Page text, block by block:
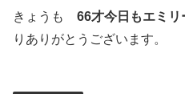
きょうも 66才今日もエミリ
りありがとうございます。